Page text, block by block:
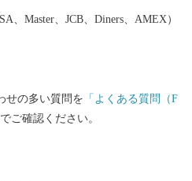
、Master、JCB、Diners、AMEX）
せの多い質問を 「よくある質問（F
ご確認ください。